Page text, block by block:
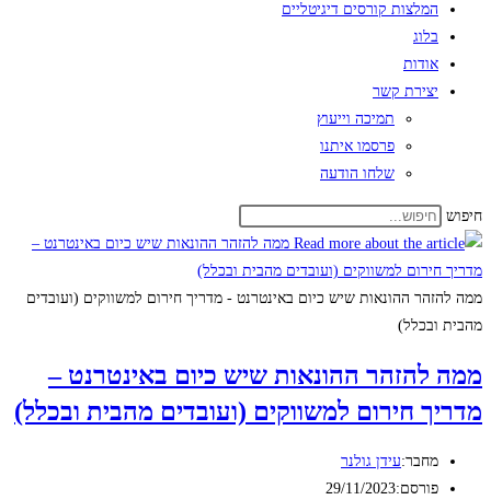
המלצות קורסים דיגיטליים
בלוג
אודות
יצירת קשר
תמיכה וייעוץ
פרסמו איתנו
שלחו הודעה
חיפוש
ממה להזהר ההונאות שיש כיום באינטרנט - מדריך חירום למשווקים (ועובדים
מהבית ובכלל)
ממה להזהר ההונאות שיש כיום באינטרנט –
מדריך חירום למשווקים (ועובדים מהבית ובכלל)
מחבר:עידן גולנר
פורסם:29/11/2023